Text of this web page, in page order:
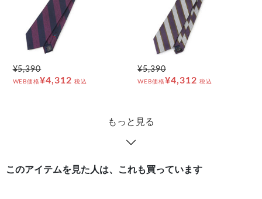
¥5,390
WEB価格¥4,312 税込
¥5,390
WEB価格¥4,312 税込
もっと見る
このアイテムを見た人は、これも買っています